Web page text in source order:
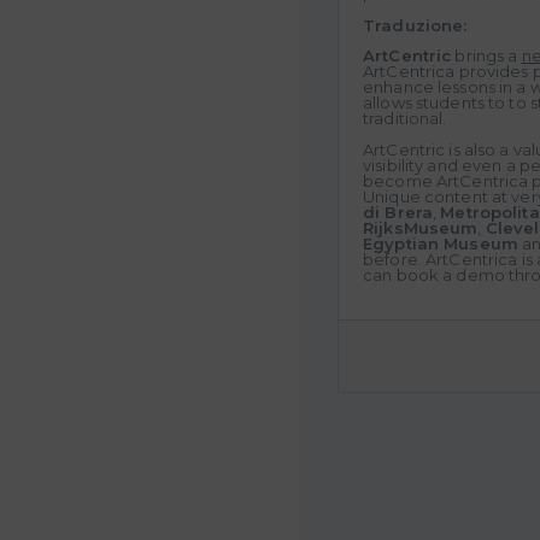
Traduzione:
ArtCentric brings a
ArtCentrica provides
enhance lessons in a
allows students to to
traditional.
ArtCentric is also a
visibility and even a
become ArtCentrica
Unique content at
di Brera,
RijksMuseum,
Egyptian Museum
before. ArtCentrica is
can book a demo